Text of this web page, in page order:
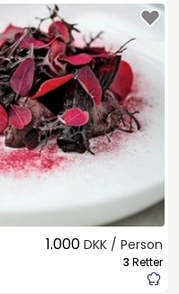
1.000 DKK / Person
3 Retter